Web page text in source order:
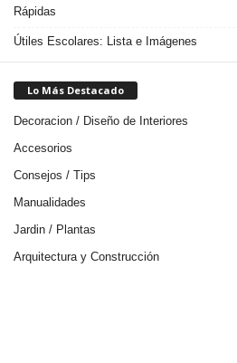
Rápidas
Útiles Escolares: Lista e Imágenes
Lo Más Destacado
Decoracion / Diseño de Interiores
Accesorios
Consejos / Tips
Manualidades
Jardin / Plantas
Arquitectura y Construcción